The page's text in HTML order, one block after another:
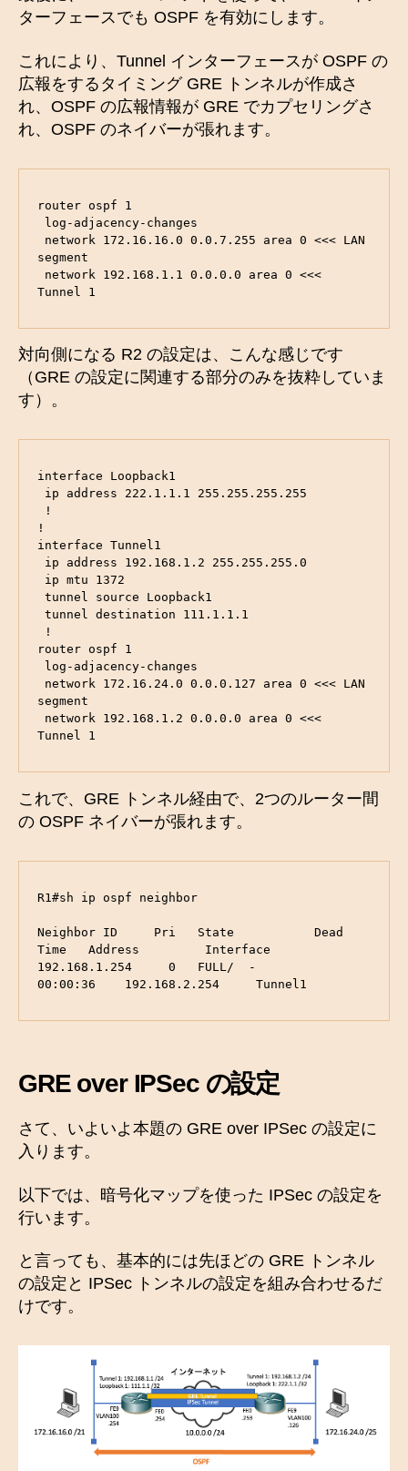
ターフェースでも OSPF を有効にします。
これにより、Tunnel インターフェースが OSPF の
広報をするタイミング GRE トンネルが作成さ
れ、OSPF の広報情報が GRE でカプセリングさ
れ、OSPF のネイバーが張れます。
router ospf 1
segment
Tunnel 1
対向側になる R2 の設定は、こんな感じです
（GRE の設定に関連する部分のみを抜粋していま
す）。
interface Loopback1
!
interface Tunnel1
router ospf 1
segment
Tunnel 1
これで、GRE トンネル経由で、2つのルーター間
の OSPF ネイバーが張れます。
R1#sh ip ospf neighbor
Neighbor ID     Pri   State           Dead
Time   Address         Interface
192.168.1.254     0   FULL/  -
00:00:36    192.168.2.254     Tunnel1
GRE over IPSec の設定
さて、いよいよ本題の GRE over IPSec の設定に
入ります。
以下では、暗号化マップを使った IPSec の設定を
行います。
と言っても、基本的には先ほどの GRE トンネル
の設定と IPSec トンネルの設定を組み合わせるだ
けです。